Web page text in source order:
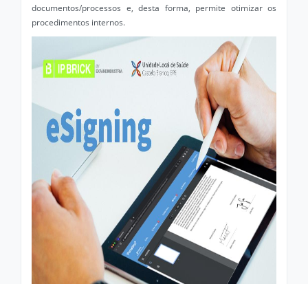
documentos/processos e, desta forma, permite otimizar os
procedimentos internos.